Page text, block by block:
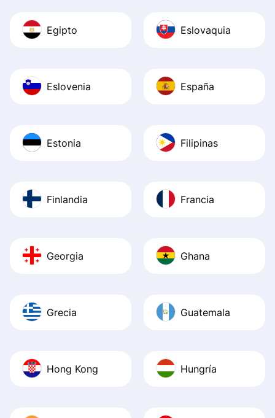
Egipto Eslovaquia
Eslovenia España
Estonia Filipinas
Finlandia Francia
Georgia Ghana
Grecia Guatemala
Hong Kong Hungría